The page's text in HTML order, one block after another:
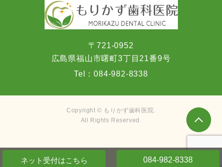
ネット受付はこちら 084-982-8338
〒721-0952
広島県福山市曙町3丁目21番9号
Tel：084-982-8338
Copyright © もりかず歯科医院.
All Rights Reserved.